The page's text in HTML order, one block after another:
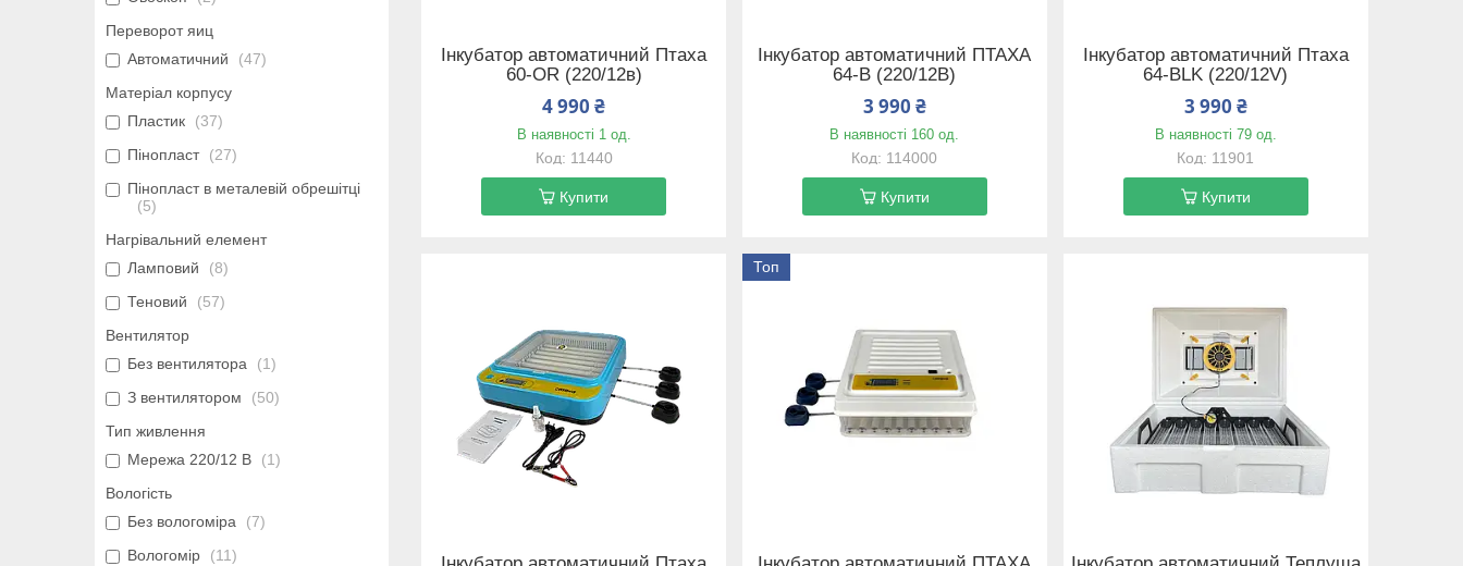
Інкубатор автоматичний Птаха
60-OR (220/12в)
4 990 ₴
В наявності 1 од.
11440
Купити
Інкубатор автоматичний ПТАХА
64-В (220/12В)
3 990 ₴
В наявності 160 од.
114000
Купити
Інкубатор автоматичний Птаха
64-BLK (220/12V)
3 990 ₴
В наявності 79 од.
11901
Купити
Топ
Переворот яиц
Автоматичний
47
Матеріал корпусу
Пластик
37
Пінопласт
27
Пінопласт в металевій обрешітці
5
Нагрівальний елемент
Ламповий
8
Теновий
57
Вентилятор
Без вентилятора
1
З вентилятором
50
Тип живлення
Мережа 220/12 В
1
Вологість
Без вологоміра
7
Вологомір
11